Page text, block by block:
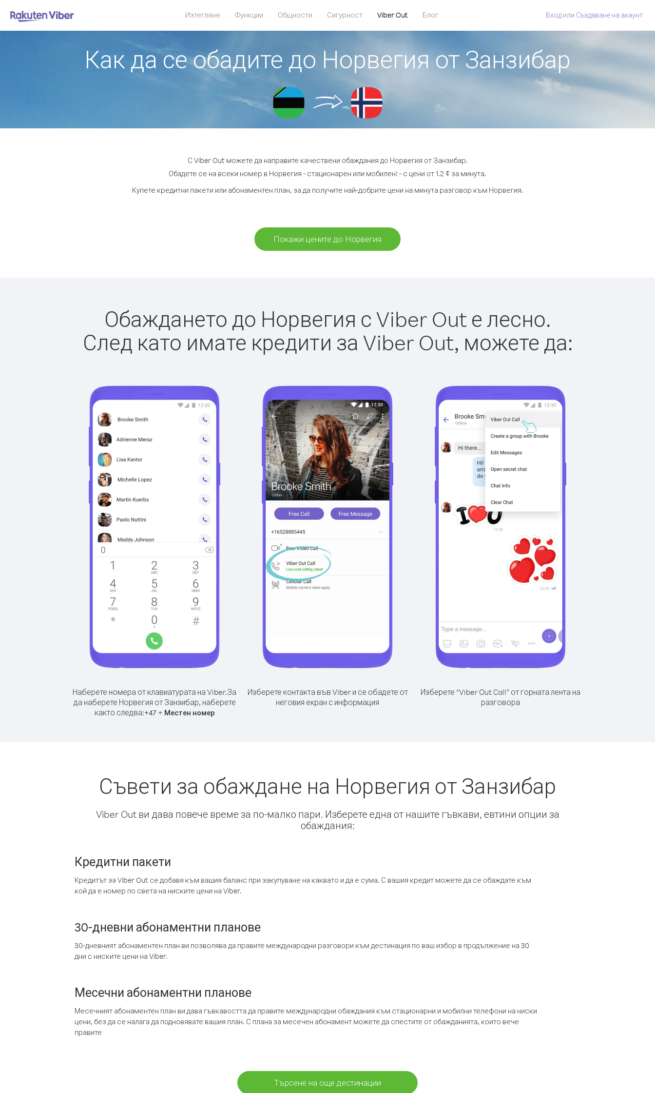
Изтегляне Функции Общности Сигурност Viber Out Блог Вход или Създаване на акаунт
Как да се обадите до Норвегия от Занзибар
С Viber Out можете да направите качествени обаждания до Норвегия от Занзибар.
Обадете се на всеки номер в Норвегия - стационарен или мобилен! - с цени от 1.2 ¢ за минута.
Купете кредитни пакети или абонаментен план, за да получите най-добрите цени на минута разговор към Норвегия.
Покажи цените до Норвегия
Обаждането до Норвегия с Viber Out е лесно.
След като имате кредити за Viber Out, можете да:
Наберете номера от клавиатурата на Viber.За
да наберете Норвегия от Занзибар, наберете
както следва:+47+ Местен номер
Изберете контакта във Viber и се обадете от
неговия екран с информация
Изберете “Viber Out Call” от горната лента на
разговора
Съвети за обаждане на Норвегия от Занзибар
Viber Out ви дава повече време за по-малко пари. Изберете една от нашите гъвкави, евтини опции за
обаждания:
Кредитни пакети
Кредитът за Viber Out се добавя към вашия баланс при закупуване на каквато и да е сума. С вашия кредит можете да се обаждате към
кой да е номер по света на ниските цени на Viber.
30-дневни абонаментни планове
30-дневният абонаментен план ви позволява да правите международни разговори към дестинация по ваш избор в продължение на 30
дни с ниските цени на Viber.
Месечни абонаментни планове
Месечният абонаментен план ви дава гъвкавостта да правите международни обаждания към стационарни и мобилни телефони на ниски
цени, без да се налага да подновявате вашия план. С плана за месечен абонамент можете да спестите от обажданията, които вече
правите
Търсене на още дестинации